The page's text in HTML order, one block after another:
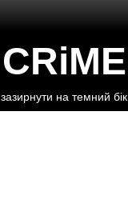
CRiME
зазирнути на темний бік